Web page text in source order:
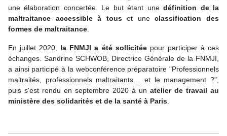
une élaboration concertée. Le but étant unedéfinition de la
maltraitance accessible à touset uneclassification des
formes de maltraitance
En juillet 2020, la FNMJI a été sollicitéepour participer à ces
échanges. Sandrine SCHWOB, Directrice Générale de la FNMJI,
a ainsi participé à la webconférence préparatoire "Professionnels
maltraités, professionnels maltraitants… et le management ?",
puis s'est rendu en septembre 2020 à un atelier de travail au
ministère des solidarités et de la santé à Paris